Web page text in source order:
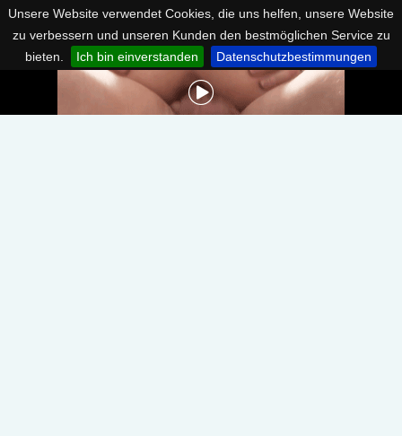
Unsere Website verwendet Cookies, die uns helfen, unsere Website
zu verbessern und unseren Kunden den bestmöglichen Service zu
bieten.
Ich bin einverstanden Datenschutzbestimmungen